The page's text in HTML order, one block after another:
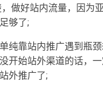
做好站内流量，因为
够了;
纯靠站内推广遇到瓶
开始站外渠道的话，
外推广了;